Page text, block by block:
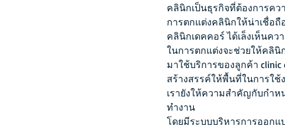
คลินิกเป็นธุรกิจที่ต้องการคว
การตกแต่งคลินิกให้น่าเชื่อ
คลินิกเดคคอร์ ได้เล็งเห็นค
ในการตกแต่งจะช่วยให้คลิ
มาใช้บริการของลูกค้า
สร้างสรรค์ให้พื้นที่ในการใ
เรายังให้ความสำคัญกับกำ
ทำงาน
โดยมีระบบบริหารการออก